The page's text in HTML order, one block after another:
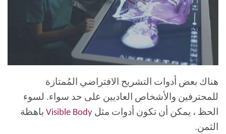
هناك بعض أدوات التشريح الافتراضي المُمتازة
للمحترفين والأشخاص العاديين على حد سواء. لسوء
الحظ ، يمكن أن تكون أدوات مثل Visible Body باهظة
الثمن.